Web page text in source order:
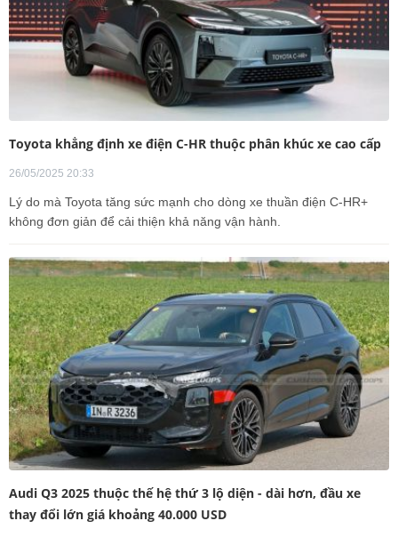
Toyota khẳng định xe điện C-HR thuộc phân khúc xe cao cấp
26/05/2025 20:33
Lý do mà Toyota tăng sức mạnh cho dòng xe thuần điện C-HR+
không đơn giản để cải thiện khả năng vận hành.
Audi Q3 2025 thuộc thế hệ thứ 3 lộ diện - dài hơn, đầu xe
thay đổi lớn giá khoảng 40.000 USD